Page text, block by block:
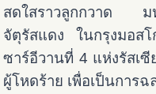
สดใสราวลูกกวาด มห
จัตุรัสแดง ในกรุงมอส
ซาร์อีวานที่ 4 แห่งรัสเ
ผู้โหดร้าย เพื่อเป็นการ